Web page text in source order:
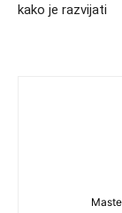
kako je razvijati